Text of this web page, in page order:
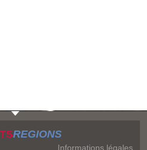
REGIONS
Informations légales